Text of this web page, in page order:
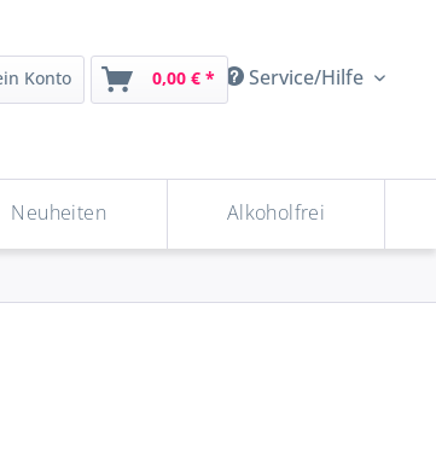
Service/Hilfe
Konto 0,00 € *
Neuheiten Alkoholfrei